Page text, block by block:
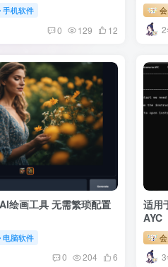
手机软件
0 129 12
会
绘画工具 无需繁琐配置
电脑软件
0 204 6
适用
AYC
会